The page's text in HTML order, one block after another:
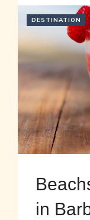
DESTINATION
in